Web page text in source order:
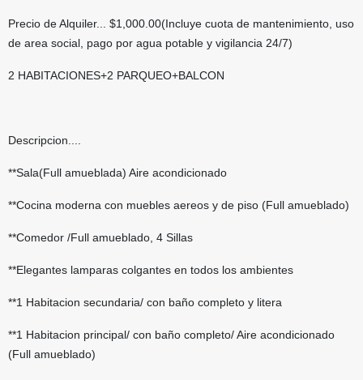
Precio de Alquiler... $1,000.00(Incluye cuota de mantenimiento, uso
de area social, pago por agua potable y vigilancia 24/7)
2 HABITACIONES+2 PARQUEO+BALCON
Descripcion....
**Sala(Full amueblada) Aire acondicionado
**Cocina moderna con muebles aereos y de piso (Full amueblado)
**Comedor /Full amueblado, 4 Sillas
**Elegantes lamparas colgantes en todos los ambientes
**1 Habitacion secundaria/ con baño completo y litera
**1 Habitacion principal/ con baño completo/ Aire acondicionado
(Full amueblado)